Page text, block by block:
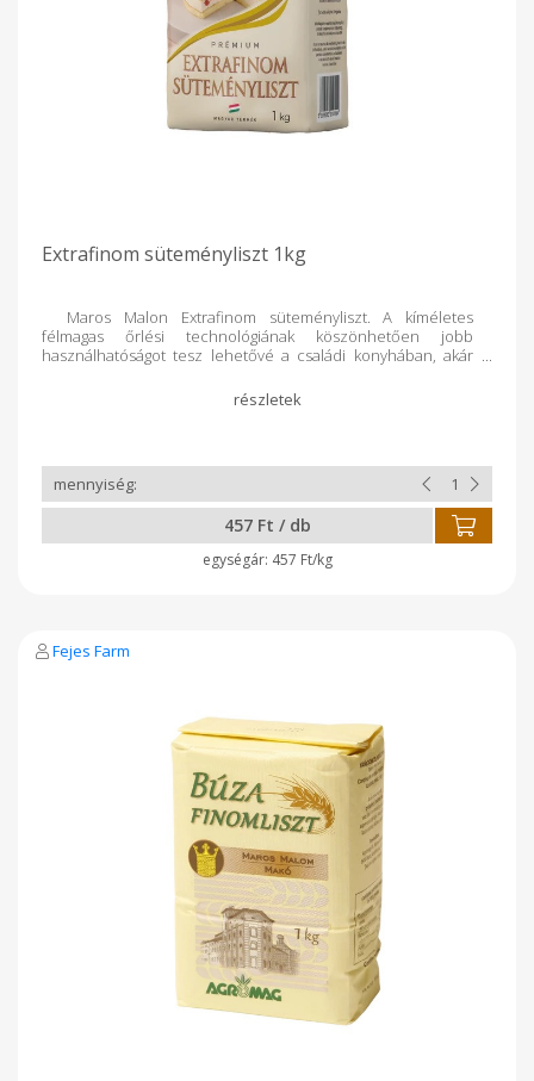
Extrafinom süteményliszt 1kg
Maros Malon Extrafinom süteményliszt. A kíméletes
félmagas őrlési technológiának köszönhetően jobb
használhatóságot tesz lehetővé a családi konyhában, akár
457 Ft / db
457 Ft/kg
Fejes Farm